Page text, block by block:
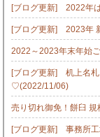
[ブログ更新] 2022年
[ブログ更新] 2023年
2022～2023年末年始
[ブログ更新] 机上名
♡(2022/11/06)
売り切れ御免！餅臼
[ブログ更新] 事務所